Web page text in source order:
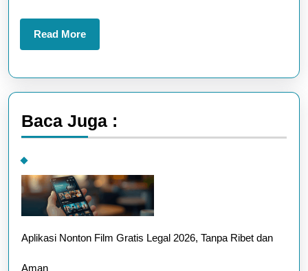
Read MoreRead
More
Baca Juga :
Aplikasi Nonton Film Gratis Legal 2026, Tanpa Ribet dan
Aman